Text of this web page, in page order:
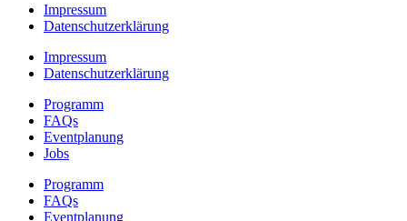
Impressum
Datenschutzerklärung
Impressum
Datenschutzerklärung
Programm
FAQs
Eventplanung
Jobs
Programm
FAQs
Eventplanung